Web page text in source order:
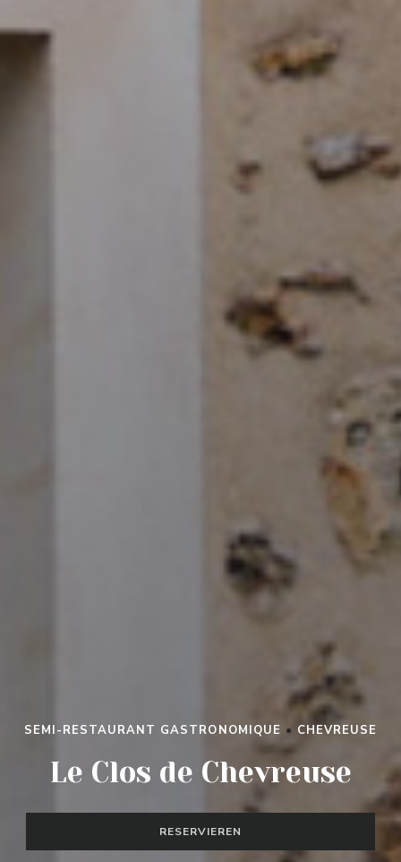
SEMI-RESTAURANT GASTRONOMIQUE • CHEVREUSE
Le Clos de Chevreuse
RESERVIEREN
LE CLOS DE CHEVREUSE